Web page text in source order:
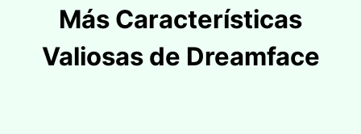
Más Características
Valiosas de Dreamface